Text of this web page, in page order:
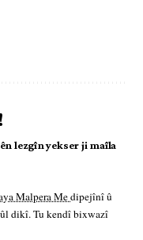
lezgîn yekser ji maîla
Malpera Medipejînî û
dikî. Tu kendî bixwazî